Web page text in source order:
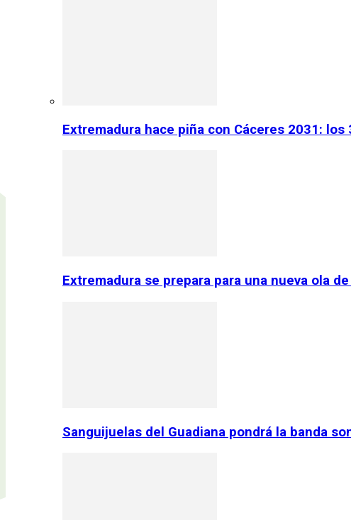
Extremadura hace piña con Cáceres 2031:
Extremadura se prepara para una nueva ola
Sanguijuelas del Guadiana pondrá la banda